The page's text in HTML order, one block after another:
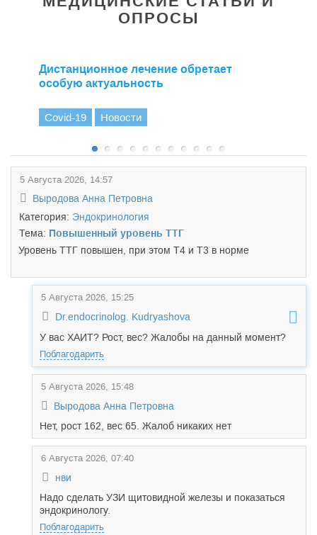
ОПРОСЫ
Дистанционное лечение обретает
особую актуальность
Covid-19 Новости
5 Августа 2026, 14:57
Выродова Анна Петровна
Категория: Эндокринология
Тема: Повышенный уровень ТТГ
Уровень ТТГ повышен, при этом Т4 и Т3 в норме
5 Августа 2026, 15:25
Dr.endocrinolog. Kudryashova
У вас ХАИТ? Рост, вес? Жалобы на данный момент?
Поблагодарить
5 Августа 2026, 15:48
Выродова Анна Петровна
Нет, рост 162, вес 65. Жалоб никаких нет
6 Августа 2026, 07:40
нви
Надо сделать УЗИ щитовидной железы и показаться
эндокринологу.
Поблагодарить